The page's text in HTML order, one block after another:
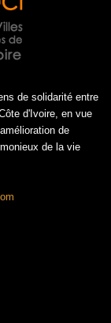
de solidarité entre
d'Ivoire, en vue
de
de la vie